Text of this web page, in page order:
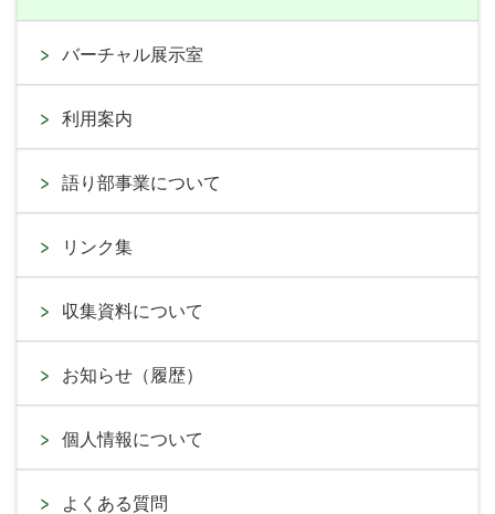
バーチャル展示室
利用案内
語り部事業について
リンク集
収集資料について
お知らせ（履歴）
個人情報について
よくある質問